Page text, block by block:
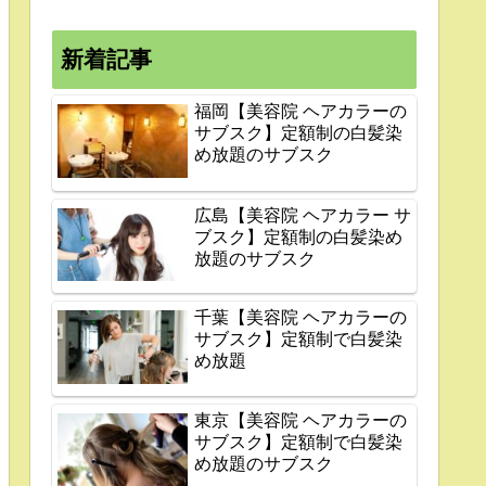
新着記事
福岡【美容院 ヘアカラーの
サブスク】定額制の白髪染
め放題のサブスク
広島【美容院 ヘアカラー サ
ブスク】定額制の白髪染め
放題のサブスク
千葉【美容院 ヘアカラーの
サブスク】定額制で白髪染
め放題
東京【美容院 ヘアカラーの
サブスク】定額制で白髪染
め放題のサブスク